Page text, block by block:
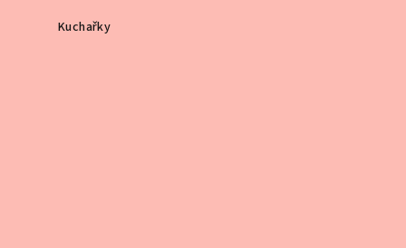
Kuchařky